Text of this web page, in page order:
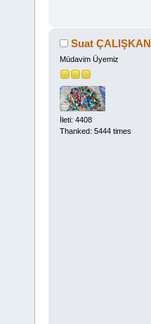
Suat ÇALIŞKAN
Müdavim Üyemiz
İleti: 4408
Thanked: 5444 times